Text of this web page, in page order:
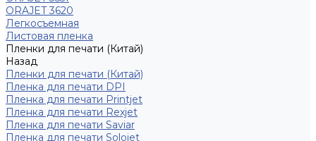
ORAJET 3620
Легкосъемная
Листовая пленка
Пленки для печати (Китай)
Назад
Пленки для печати (Китай)
Пленка для печати DPI
Пленка для печати Printjet
Пленка для печати Rexjet
Пленка для печати Saviar
Пленка для печати Solojet